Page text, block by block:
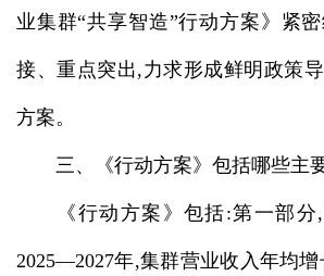
业集群“共享智造”行动方案》紧
接、重点突出,力求形成鲜明政策
方案。
三、《行动方案》包括哪些主
《行动方案》包括:第一部分,
2025—2027年,集群营业收入年均增